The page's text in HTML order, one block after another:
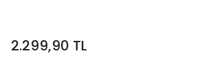
2.299,90 TL